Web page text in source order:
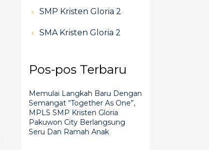
SMP Kristen Gloria 2
SMA Kristen Gloria 2
Pos-pos Terbaru
Memulai Langkah Baru Dengan
Semangat “Together As One”,
MPLS SMP Kristen Gloria
Pakuwon City Berlangsung
Seru Dan Ramah Anak